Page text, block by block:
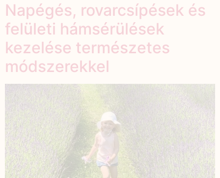
Napégés, rovarcsípések és
felületi hámsérülések
kezelése természetes
módszerekkel